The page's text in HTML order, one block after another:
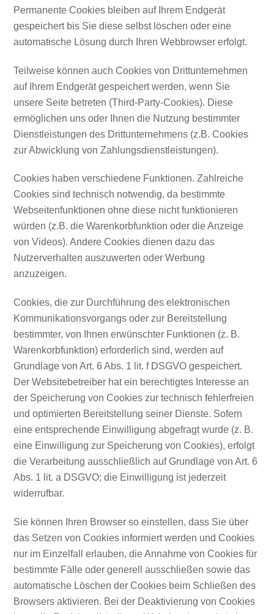
Permanente Cookies bleiben auf Ihrem Endgerät
gespeichert bis Sie diese selbst löschen oder eine
automatische Lösung durch Ihren Webbrowser erfolgt.
Teilweise können auch Cookies von Drittunternehmen
auf Ihrem Endgerät gespeichert werden, wenn Sie
unsere Seite betreten (Third-Party-Cookies). Diese
ermöglichen uns oder Ihnen die Nutzung bestimmter
Dienstleistungen des Drittunternehmens (z.B. Cookies
zur Abwicklung von Zahlungsdienstleistungen).
Cookies haben verschiedene Funktionen. Zahlreiche
Cookies sind technisch notwendig, da bestimmte
Webseitenfunktionen ohne diese nicht funktionieren
würden (z.B. die Warenkorbfunktion oder die Anzeige
von Videos). Andere Cookies dienen dazu das
Nutzerverhalten auszuwerten oder Werbung
anzuzeigen.
Cookies, die zur Durchführung des elektronischen
Kommunikationsvorgangs oder zur Bereitstellung
bestimmter, von Ihnen erwünschter Funktionen (z. B.
Warenkorbfunktion) erforderlich sind, werden auf
Grundlage von Art. 6 Abs. 1 lit. f DSGVO gespeichert.
Der Websitebetreiber hat ein berechtigtes Interesse an
der Speicherung von Cookies zur technisch fehlerfreien
und optimierten Bereitstellung seiner Dienste. Sofern
eine entsprechende Einwilligung abgefragt wurde (z. B.
eine Einwilligung zur Speicherung von Cookies), erfolgt
die Verarbeitung ausschließlich auf Grundlage von Art. 6
Abs. 1 lit. a DSGVO; die Einwilligung ist jederzeit
widerrufbar.
Sie können Ihren Browser so einstellen, dass Sie über
das Setzen von Cookies informiert werden und Cookies
nur im Einzelfall erlauben, die Annahme von Cookies für
bestimmte Fälle oder generell ausschließen sowie das
automatische Löschen der Cookies beim Schließen des
Browsers aktivieren. Bei der Deaktivierung von Cookies